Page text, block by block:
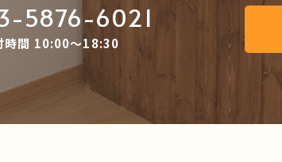
5876-6021
時間 10:00～18:30